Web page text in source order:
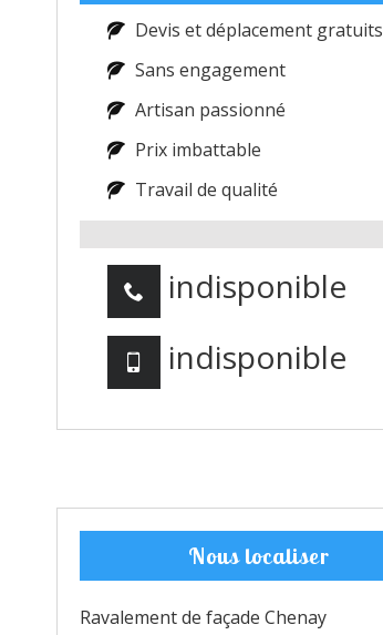
Devis et déplacement gratuits
Sans engagement
Artisan passionné
Prix imbattable
Travail de qualité
indisponible
indisponible
Nous localiser
Ravalement de façade Chenay